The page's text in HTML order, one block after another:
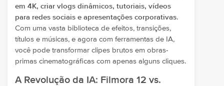
em 4K, criar vlogs dinâmicos, tutoriais, vídeos
para redes sociais e apresentações corporativas.
Com uma vasta biblioteca de efeitos, transições,
títulos e músicas, e agora com ferramentas de IA,
você pode transformar clipes brutos em obras-
primas cinematográficas com apenas alguns cliques.
A Revolução da IA: Filmora 12 vs.